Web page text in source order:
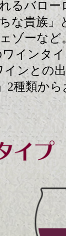
るバロー
な貴族」
ゾーなど
インタ
インとの
2種類から